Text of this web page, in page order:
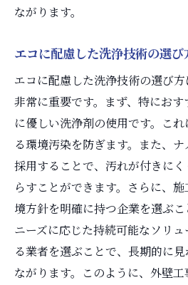
ながります。
エコに配慮した洗浄技術の選び
エコに配慮した洗浄技術の選び
非常に重要です。まず、特にお
に優しい洗浄剤の使用です。こ
る環境汚染を防ぎます。また、
採用することで、汚れが付きに
らすことができます。さらに、
境方針を明確に持つ企業を選ぶ
ニーズに応じた持続可能なソリ
る業者を選ぶことで、長期的に
ながります。このように、外壁